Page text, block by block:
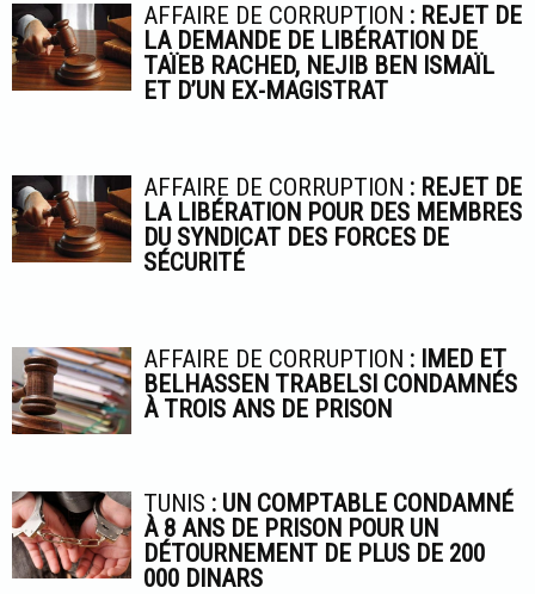
AFFAIRE DE CORRUPTION : REJET DE
LA DEMANDE DE LIBÉRATION DE
TAÏEB RACHED, NEJIB BEN ISMAÏL
ET D’UN EX-MAGISTRAT
AFFAIRE DE CORRUPTION : REJET DE
LA LIBÉRATION POUR DES MEMBRES
DU SYNDICAT DES FORCES DE
SÉCURITÉ
AFFAIRE DE CORRUPTION : IMED ET
BELHASSEN TRABELSI CONDAMNÉS
À TROIS ANS DE PRISON
TUNIS : UN COMPTABLE CONDAMNÉ
À 8 ANS DE PRISON POUR UN
DÉTOURNEMENT DE PLUS DE 200
000 DINARS